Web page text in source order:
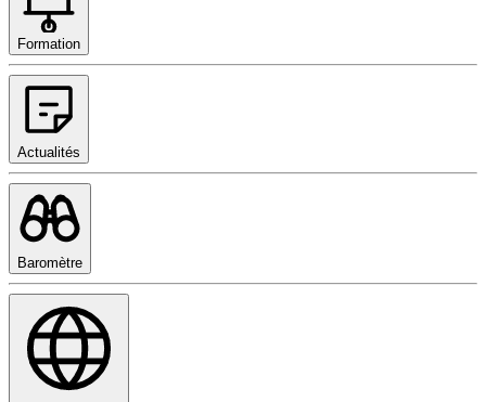
Formation
Actualités
Baromètre